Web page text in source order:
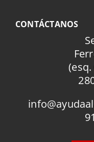
CONTÁCTANOS